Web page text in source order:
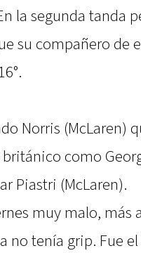
la segunda tanda
su compañero de
Norris (McLaren)
como
Piastri (McLaren).
muy malo, más
no tenía grip. Fue